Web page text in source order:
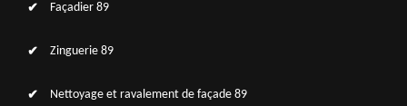
Façadier 89
Zinguerie 89
Nettoyage et ravalement de façade 89